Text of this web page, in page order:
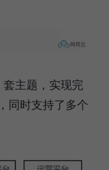
主题，实现完
同时支持了多个